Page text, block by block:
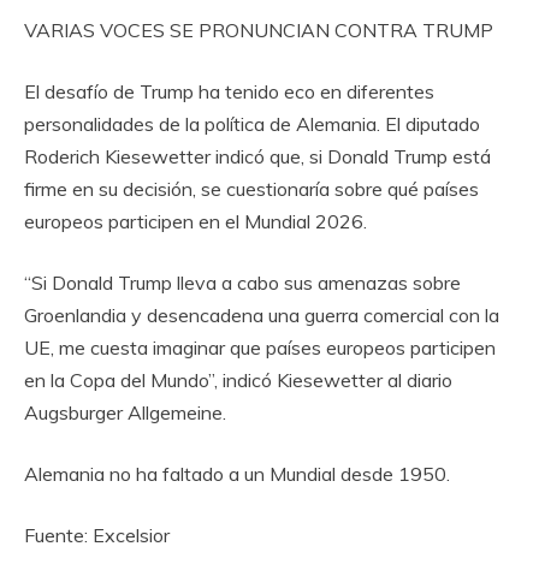
VARIAS VOCES SE PRONUNCIAN CONTRA TRUMP
El desafío de Trump ha tenido eco en diferentes
personalidades de la política de Alemania. El diputado
Roderich Kiesewetter indicó que, si Donald Trump está
firme en su decisión, se cuestionaría sobre qué países
europeos participen en el Mundial 2026.
“Si Donald Trump lleva a cabo sus amenazas sobre
Groenlandia y desencadena una guerra comercial con la
UE, me cuesta imaginar que países europeos participen
en la Copa del Mundo”, indicó Kiesewetter al diario
Augsburger Allgemeine.
Alemania no ha faltado a un Mundial desde 1950.
Fuente: Excelsior